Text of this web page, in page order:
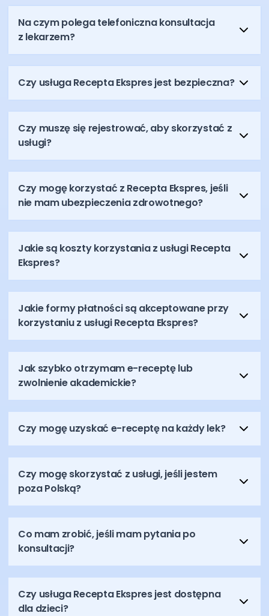
Na czym polega telefoniczna konsultacja
z lekarzem?
Czy usługa Recepta Ekspres jest bezpieczna?
Czy muszę się rejestrować, aby skorzystać z
usługi?
Czy mogę korzystać z Recepta Ekspres, jeśli
nie mam ubezpieczenia zdrowotnego?
Jakie są koszty korzystania z usługi Recepta
Ekspres?
Jakie formy płatności są akceptowane przy
korzystaniu z usługi Recepta Ekspres?
Jak szybko otrzymam e-receptę lub
zwolnienie akademickie?
Czy mogę uzyskać e-receptę na każdy lek?
Czy mogę skorzystać z usługi, jeśli jestem
poza Polską?
Co mam zrobić, jeśli mam pytania po
konsultacji?
Czy usługa Recepta Ekspres jest dostępna
dla dzieci?